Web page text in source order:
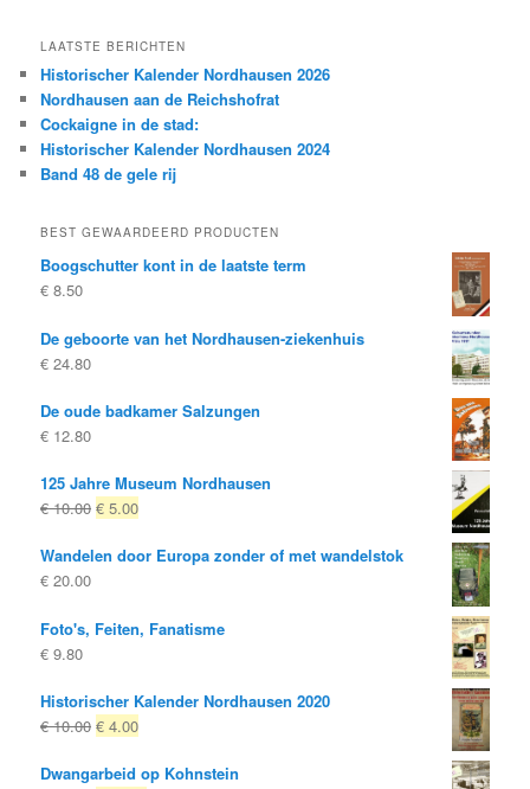
LAATSTE BERICHTEN
Historischer Kalender Nordhausen 2026
Nordhausen aan de Reichshofrat
Cockaigne in de stad:
Historischer Kalender Nordhausen 2024
Band 48 de gele rij
BEST GEWAARDEERD PRODUCTEN
Boogschutter kont in de laatste term
€ 8.50
De geboorte van het Nordhausen-ziekenhuis
€ 24.80
De oude badkamer Salzungen
€ 12.80
125 Jahre Museum Nordhausen
€10.00 Oorspronkelijke
was:
€ 5.00Huidige
is:
Wandelen door Europa zonder of met wandelstok
€ 20.00
Foto's, Feiten, Fanatisme
€ 9.80
Historischer Kalender Nordhausen 2020
€10.00 Oorspronkelijke
was:
€ 4.00Huidige
is:
Dwangarbeid op Kohnstein